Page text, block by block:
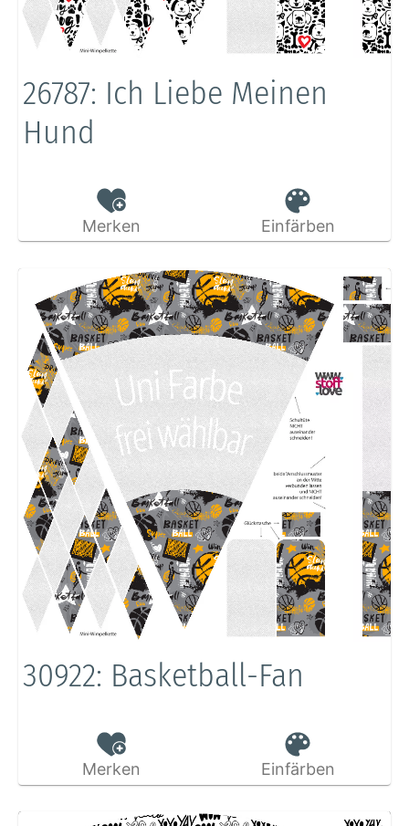
26787: Ich Liebe Meinen
Hund
Merken Einfärben
30922: Basketball-Fan
Merken Einfärben